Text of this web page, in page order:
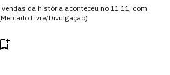
da história aconteceu no 11.11, com
Livre/Divulgação)